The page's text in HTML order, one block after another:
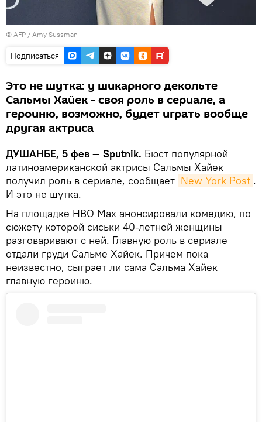
© AFP / Amy Sussman
Подписаться
Это не шутка: у шикарного декольте
Сальмы Хайек - своя роль в сериале, а
героиню, возможно, будет играть вообще
другая актриса
ДУШАНБЕ, 5 фев — Sputnik. Бюст популярной
латиноамериканской актрисы Сальмы Хайек
получил роль в сериале, сообщает New York Post .
И это не шутка.
На площадке HBO Max анонсировали комедию, по
сюжету которой сиськи 40-летней женщины
разговаривают с ней. Главную роль в сериале
отдали груди Сальме Хайек. Причем пока
неизвестно, сыграет ли сама Сальма Хайек
главную героиню.